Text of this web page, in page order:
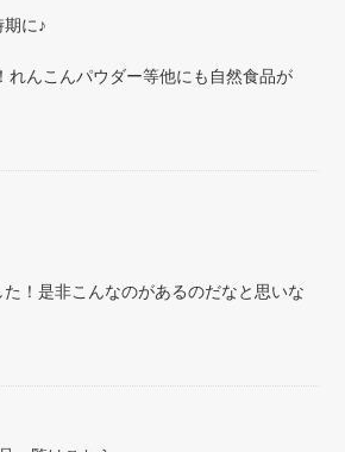
に♪
れんこんパウダー等他にも自然食品が
！是非こんなのがあるのだなと思いな